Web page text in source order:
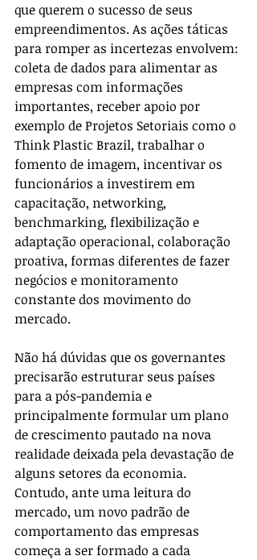
que querem o sucesso de seus
empreendimentos. As ações táticas
para romper as incertezas envolvem:
coleta de dados para alimentar as
empresas com informações
importantes, receber apoio por
exemplo de Projetos Setoriais como o
Think Plastic Brazil, trabalhar o
fomento de imagem, incentivar os
funcionários a investirem em
capacitação, networking,
benchmarking, flexibilização e
adaptação operacional, colaboração
proativa, formas diferentes de fazer
negócios e monitoramento
constante dos movimento do
mercado.
Não há dúvidas que os governantes
precisarão estruturar seus países
para a pós-pandemia e
principalmente formular um plano
de crescimento pautado na nova
realidade deixada pela devastação de
alguns setores da economia.
Contudo, ante uma leitura do
mercado, um novo padrão de
comportamento das empresas
começa a ser formado a cada